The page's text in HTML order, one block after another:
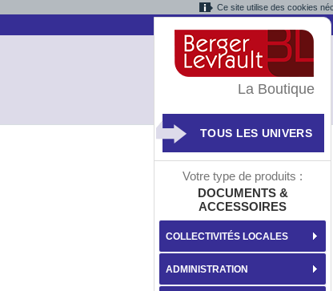
Ce site utilise des cookies
La Boutique
TOUS LES UNIVERS
Votre type de produits :
DOCUMENTS &
ACCESSOIRES
COLLECTIVITÉS LOCALES
ADMINISTRATION